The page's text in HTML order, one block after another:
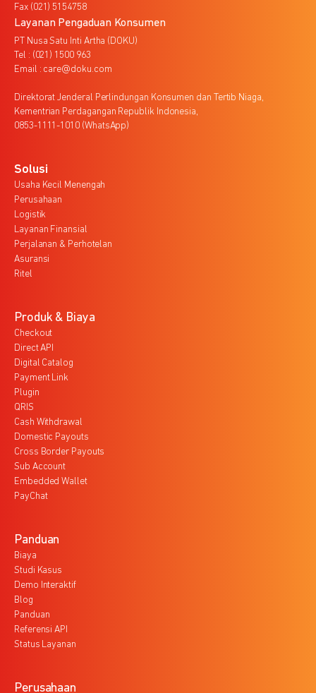
Fax (021) 5154758
Layanan Pengaduan Konsumen
PT Nusa Satu Inti Artha (DOKU)
Tel : (021) 1500 963
Email : care@doku.com
Direktorat Jenderal Perlindungan Konsumen dan Tertib Niaga,
Kementrian Perdagangan Republik Indonesia,
0853-1111-1010 (WhatsApp)
Solusi
Usaha Kecil Menengah
Perusahaan
Logistik
Layanan Finansial
Perjalanan & Perhotelan
Asuransi
Ritel
Produk & Biaya
Checkout
Direct API
Digital Catalog
Payment Link
Plugin
QRIS
Cash Withdrawal
Domestic Payouts
Cross Border Payouts
Sub Account
Embedded Wallet
PayChat
Panduan
Biaya
Studi Kasus
Demo Interaktif
Blog
Panduan
Referensi API
Status Layanan
Perusahaan